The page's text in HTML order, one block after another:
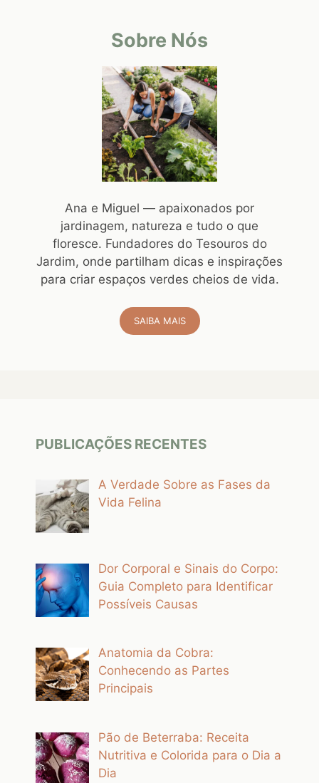
Sobre Nós
Ana e Miguel — apaixonados por
jardinagem, natureza e tudo o que
floresce. Fundadores do Tesouros do
Jardim, onde partilham dicas e inspirações
para criar espaços verdes cheios de vida.
SAIBA MAIS
PUBLICAÇÕES RECENTES
A Verdade Sobre as Fases da
Vida Felina
Dor Corporal e Sinais do Corpo:
Guia Completo para Identificar
Possíveis Causas
Anatomia da Cobra:
Conhecendo as Partes
Principais
Pão de Beterraba: Receita
Nutritiva e Colorida para o Dia a
Dia